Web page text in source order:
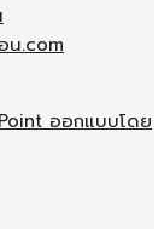
ออกแบบโดย